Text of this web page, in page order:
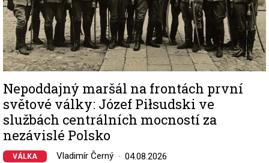
Nepoddajný maršál na frontách první
světové války: Józef Piłsudski ve
službách centrálních mocností za
nezávislé Polsko
VÁLKA Vladimír Černý 04.08.2026